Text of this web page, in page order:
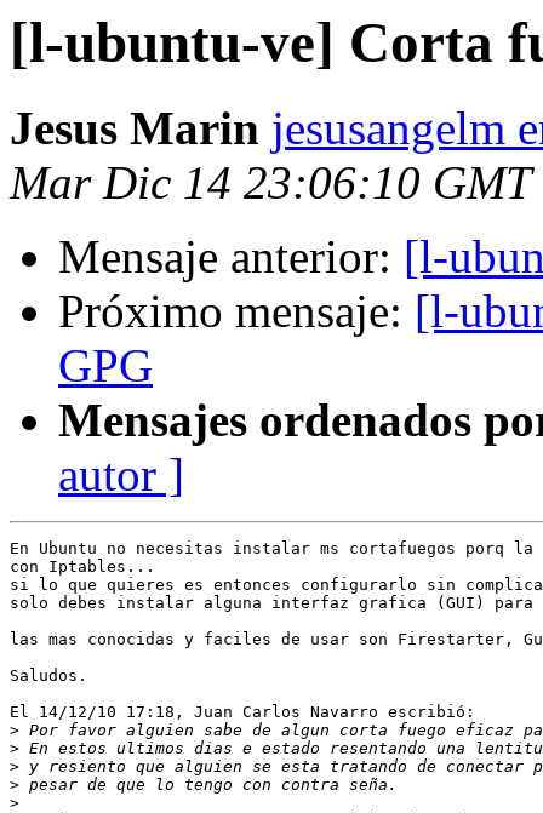
[l-ubuntu-ve] Corta
Jesus Marin jesusangelm
Mar Dic 14 23:06:10 GMT
Mensaje anterior: [l-
Próximo mensaje: [l-
GPG
Mensajes ordenados
autor ]
En Ubuntu no necesitas instalar ms cortafuegos porq
con Iptables...
si lo que quieres es entonces configurarlo sin
solo debes instalar alguna interfaz grafica (GUI)
las mas conocidas y faciles de usar son Firestarter,
Saludos.
El 14/12/10 17:18, Juan Carlos Navarro escribió:
>
>
>
>
>